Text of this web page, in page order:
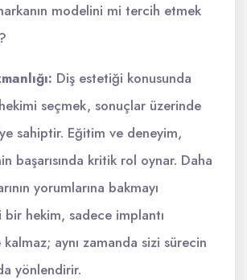
modelini mi tercih etmek
Diş estetiği konusunda
seçmek, sonuçlar üzerinde
sahiptir. Eğitim ve deneyim,
başarısında kritik rol oynar. Daha
yorumlarına bakmayı
bir hekim, sadece implantı
aynı zamanda sizi sürecin
yönlendirir.